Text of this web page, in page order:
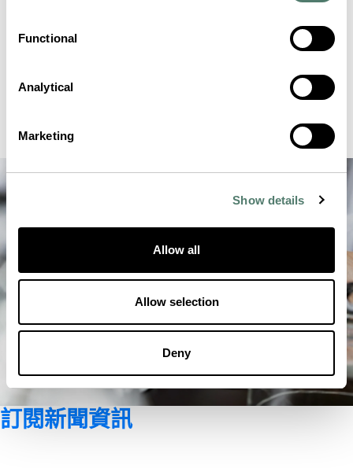
Functional
Analytical
Marketing
Show details
Allow all
Allow selection
Deny
訂閱新聞資訊